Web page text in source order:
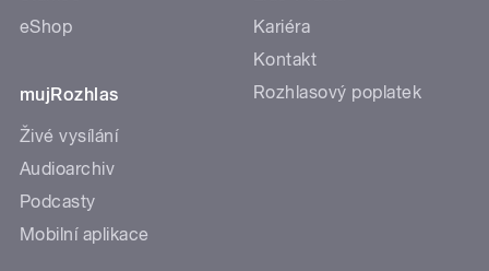
eShop
mujRozhlas
Živé vysílání
Audioarchiv
Podcasty
Mobilní aplikace
Kariéra
Kontakt
Rozhlasový poplatek